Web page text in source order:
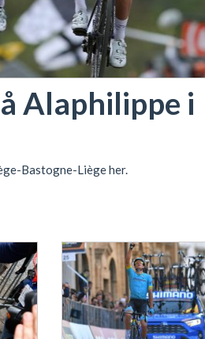
Alaphilippe i
Bastogne-Liège her.